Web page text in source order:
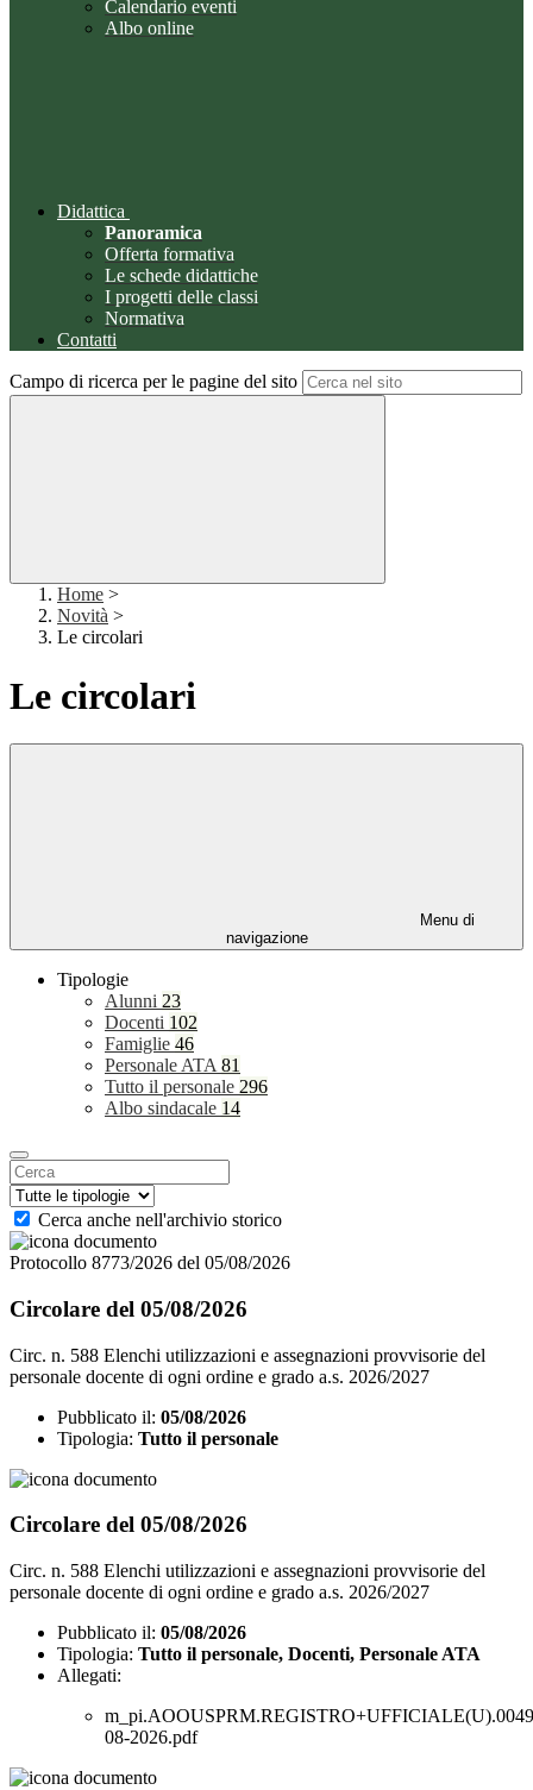
Calendario eventi
Albo online
Didattica
Panoramica
Offerta formativa
Le schede didattiche
I progetti delle classi
Normativa
Contatti
Campo di ricerca per le pagine del sito
Home >
Novità >
Le circolari
Le circolari
Menu di
navigazione
Tipologie
Alunni 23
Docenti 102
Famiglie 46
Personale ATA 81
Tutto il personale 296
Albo sindacale 14
Cerca anche nell'archivio storico
Protocollo 8773/2026 del 05/08/2026
Circolare del 05/08/2026
Circ. n. 588 Elenchi utilizzazioni e assegnazioni provvisorie del
personale docente di ogni ordine e grado a.s. 2026/2027
Pubblicato il: 05/08/2026
Tipologia: Tutto il personale
Circolare del 05/08/2026
Circ. n. 588 Elenchi utilizzazioni e assegnazioni provvisorie del
personale docente di ogni ordine e grado a.s. 2026/2027
Pubblicato il: 05/08/2026
Tipologia: Tutto il personale, Docenti, Personale ATA
Allegati:
08-2026.pdf